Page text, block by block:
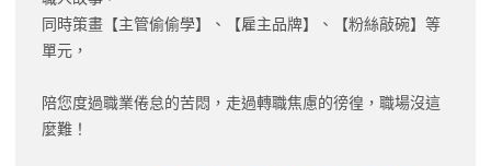
同時策畫【主管偷偷學】、【雇主品牌】、【粉絲敲碗】等
單元，
陪您度過職業倦怠的苦悶，走過轉職焦慮的徬徨，職場沒這
麼難！